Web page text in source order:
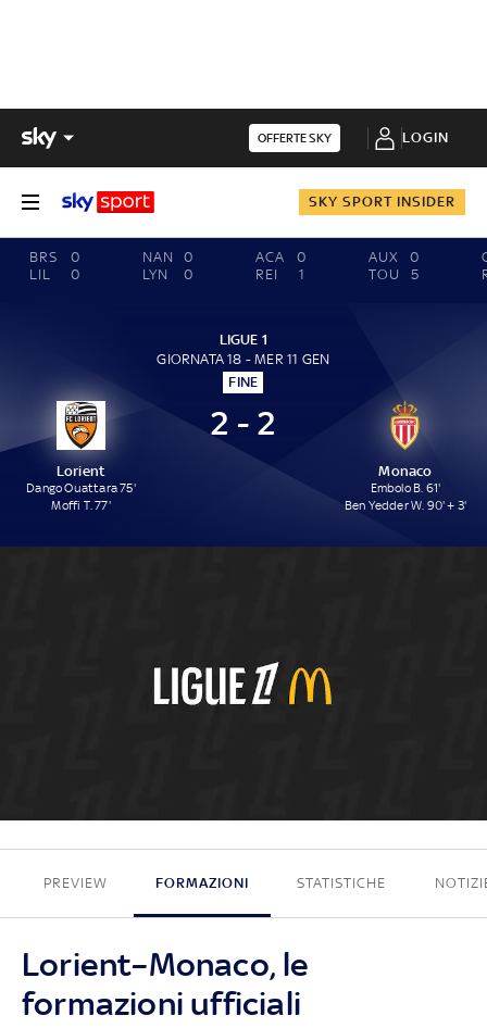
OFFERTE SKY LOGIN
SKY SPORT INSIDER
BRS
0
LIL
0
NAN
0
LYN
0
ACA
0
REI
1
AUX
0
TOU
5
LIGUE 1
GIORNATA 18 - MER 11 GEN
FINE
Lorient
Dango Ouattara 75'
Moffi T. 77'
2 - 2
Monaco
Embolo B. 61'
Ben Yedder W. 90' + 3'
2 - 2
PREVIEW FORMAZIONI STATISTICHE
Lorient–Monaco, le
formazioni ufficiali